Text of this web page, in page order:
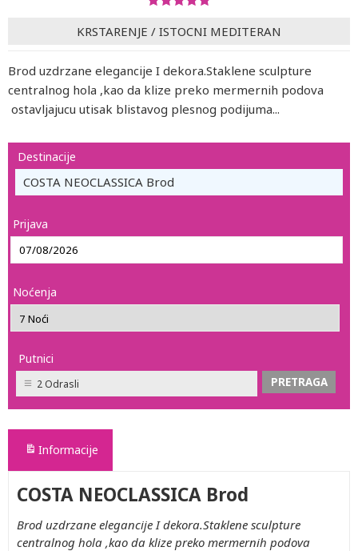
KRSTARENJE / ISTOCNI MEDITERAN
Brod uzdrzane elegancije I dekora.Staklene sculpture
centralnog hola ,kao da klize preko mermernih podova
ostavljajucu utisak blistavog plesnog podijuma...
Destinacije
COSTA NEOCLASSICA Brod
Prijava
Noćenja
Putnici
2 Odrasli
Informacije
COSTA NEOCLASSICA Brod
Brod uzdrzane elegancije I dekora.Staklene sculpture
centralnog hola ,kao da klize preko mermernih podova